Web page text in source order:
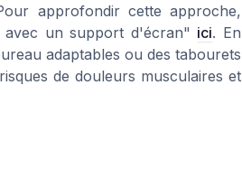
approfondir cette approche,
avec un support d'écran" ici. En
adaptables ou des tabourets
de douleurs musculaires et